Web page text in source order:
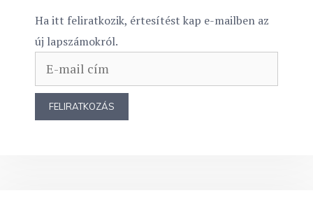
Ha itt feliratkozik, értesítést kap e-mailben az
új lapszámokról.